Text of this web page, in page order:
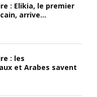
: Elikia, le premier
arrive...
: les
et Arabes savent